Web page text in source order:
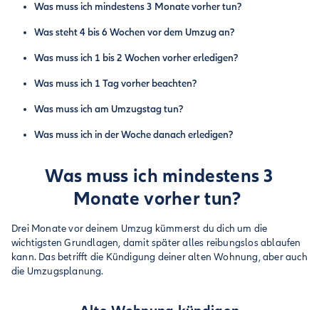
Was muss ich mindestens 3 Monate vorher tun?
Was steht 4 bis 6 Wochen vor dem Umzug an?
Was muss ich 1 bis 2 Wochen vorher erledigen?
Was muss ich 1 Tag vorher beachten?
Was muss ich am Umzugstag tun?
Was muss ich in der Woche danach erledigen?
Was muss ich mindestens 3
Monate vorher tun?
Drei Monate vor deinem Umzug kümmerst du dich um die
wichtigsten Grundlagen, damit später alles reibungslos ablaufen
kann. Das betrifft die Kündigung deiner alten Wohnung, aber auch
die Umzugsplanung.